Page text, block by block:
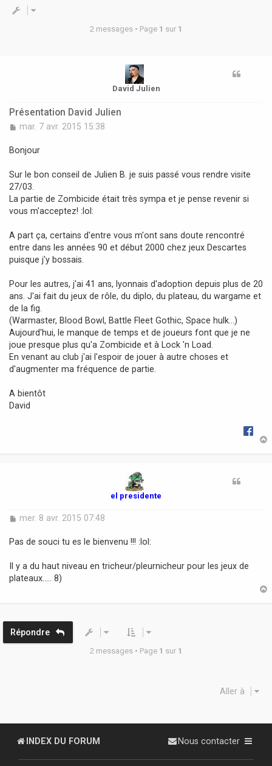
2 messages • Page 1 sur 1
David Julien
Présentation David Julien
M
s
g
e
mar. 7 avr. 2015 15:38
Bonjour
Sur le bon conseil de Julien B. je suis passé vous rendre visite
27/03.
La partie de Zombicide était très sympa et je pense revenir si
vous m'acceptez! :lol:
A part ça, certains d'entre vous m'ont sans doute rencontré
entre dans les années 90 et début 2000 chez jeux Descartes
puisque j'y bossais.
Pour les autres, j'ai 41 ans, lyonnais d'adoption depuis plus de 20
ans. J'ai fait du jeux de rôle, du diplo, du plateau, du wargame et
de la fig.
(Warmaster, Blood Bowl, Battle Fleet Gothic, Space hulk...)
Aujourd'hui, le manque de temps et de joueurs font que je ne
joue presque plus qu'a Zombicide et à Lock 'n Load.
En venant au club j'ai l'espoir de jouer à autre choses et
d'augmenter ma fréquence de partie.
A bientôt
David
el presidente
M
s
g
e
mer. 8 avr. 2015 07:48
Pas de souci tu es le bienvenu !!! :lol:
Il y a du haut niveau en tricheur/pleurnicheur pour les jeux de
plateaux..... 8)
Répondre
2 messages • Page 1 sur 1
Aller à
INDEX DU FORUM Nous contacter